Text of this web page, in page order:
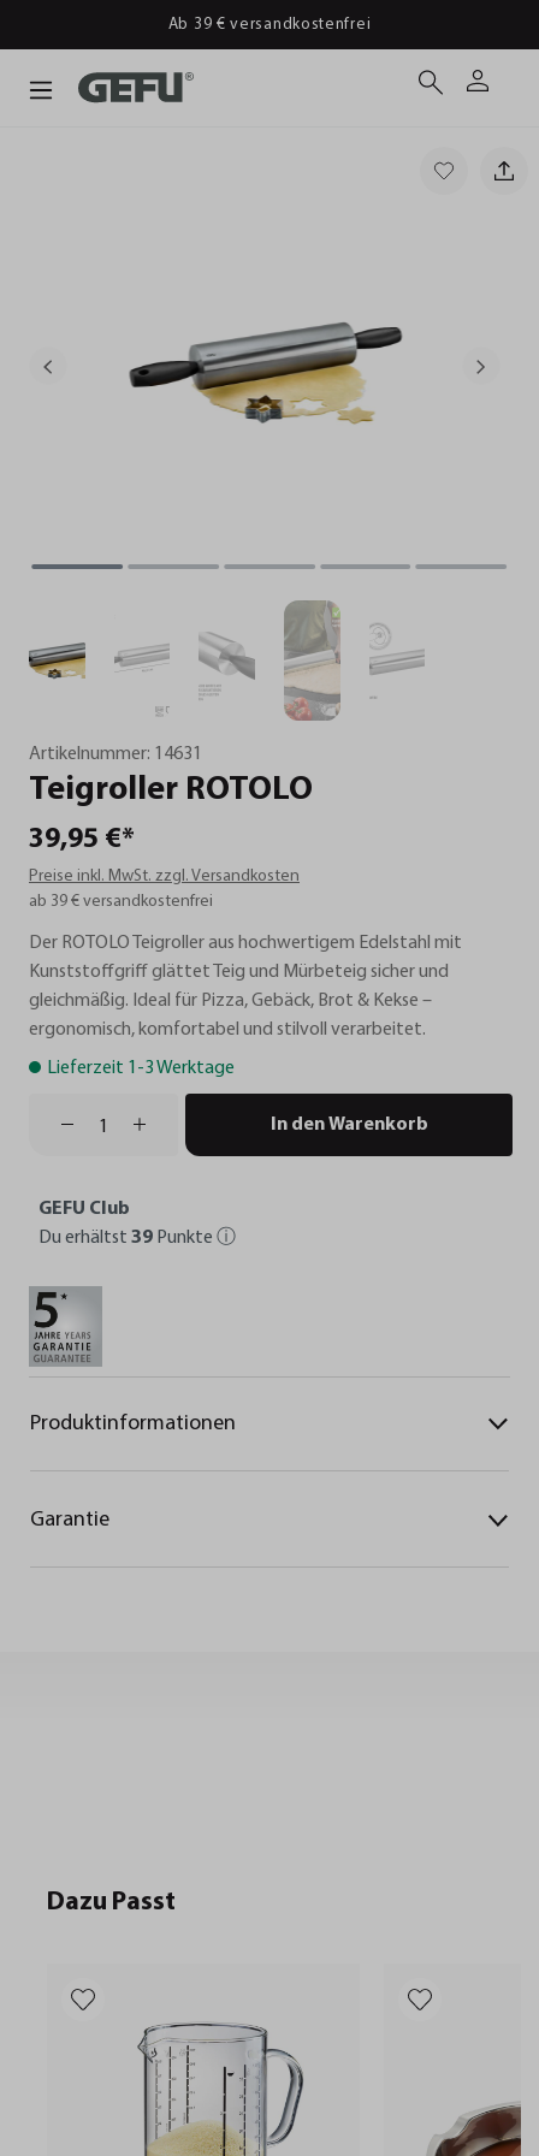
Ab 39 € versandkostenfrei
Artikelnummer: 14631
Teigroller ROTOLO
39,95 €*
Preise inkl. MwSt. zzgl. Versandkosten
ab 39 € versandkostenfrei
Der ROTOLO Teigroller aus hochwertigem Edelstahl mit
Kunststoffgriff glättet Teig und Mürbeteig sicher und
gleichmäßig. Ideal für Pizza, Gebäck, Brot & Kekse –
ergonomisch, komfortabel und stilvoll verarbeitet.
Lieferzeit 1-3 Werktage
In den Warenkorb
GEFU Club
Du erhältst 39 Punkte ⓘ
Produktinformationen
Garantie
Dazu Passt